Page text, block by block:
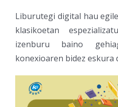
Liburutegi digital hau
klasikoetan
izenburu baino
konexioaren bidez eskura